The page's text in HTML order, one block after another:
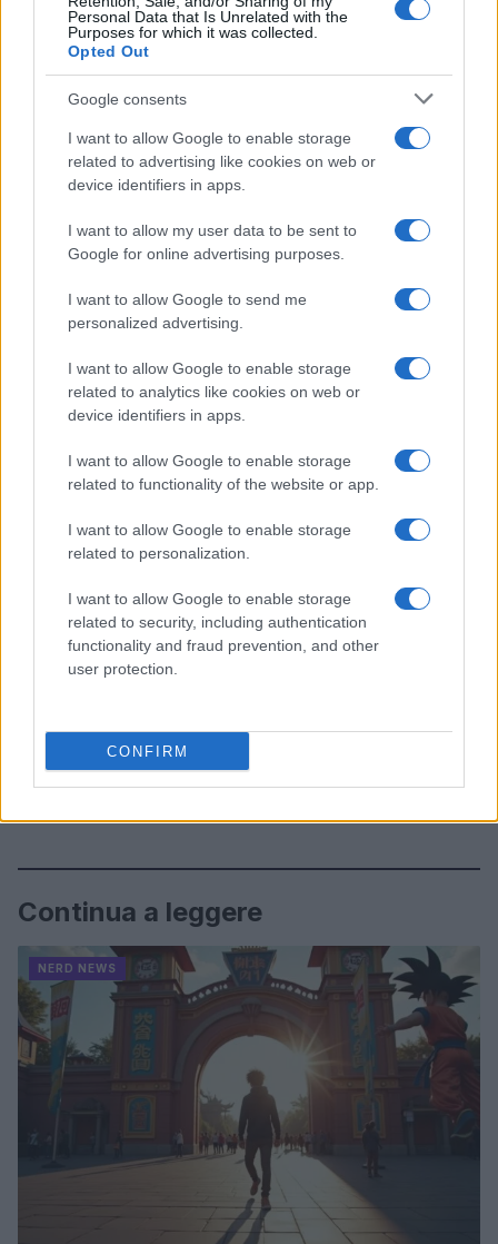
Personal Data that Is Unrelated with the
Purposes for which it was collected.
Opted Out
Google consents
I want to allow Google to enable storage
related to advertising like cookies on web or
device identifiers in apps.
I want to allow my user data to be sent to
Google for online advertising purposes.
I want to allow Google to send me
personalized advertising.
I want to allow Google to enable storage
related to analytics like cookies on web or
device identifiers in apps.
I want to allow Google to enable storage
related to functionality of the website or app.
I want to allow Google to enable storage
related to personalization.
I want to allow Google to enable storage
related to security, including authentication
functionality and fraud prevention, and other
user protection.
CONFIRM
rispondere a domande dettagliate. Questo formato
non solo premiava l’ascolto attivo, ma si allinea
perfettamente con l’era dei social media, dove
brevi contenuti video dominano. L’interesse per la
memoria e l’attenzione selettiva potrebbe rivelarsi
un’ottima idea per un revival, soprattutto in
un’epoca in cui la brevità è fondamentale.1
AUTORE
Staff
Continua a leggere
NERD NEWS